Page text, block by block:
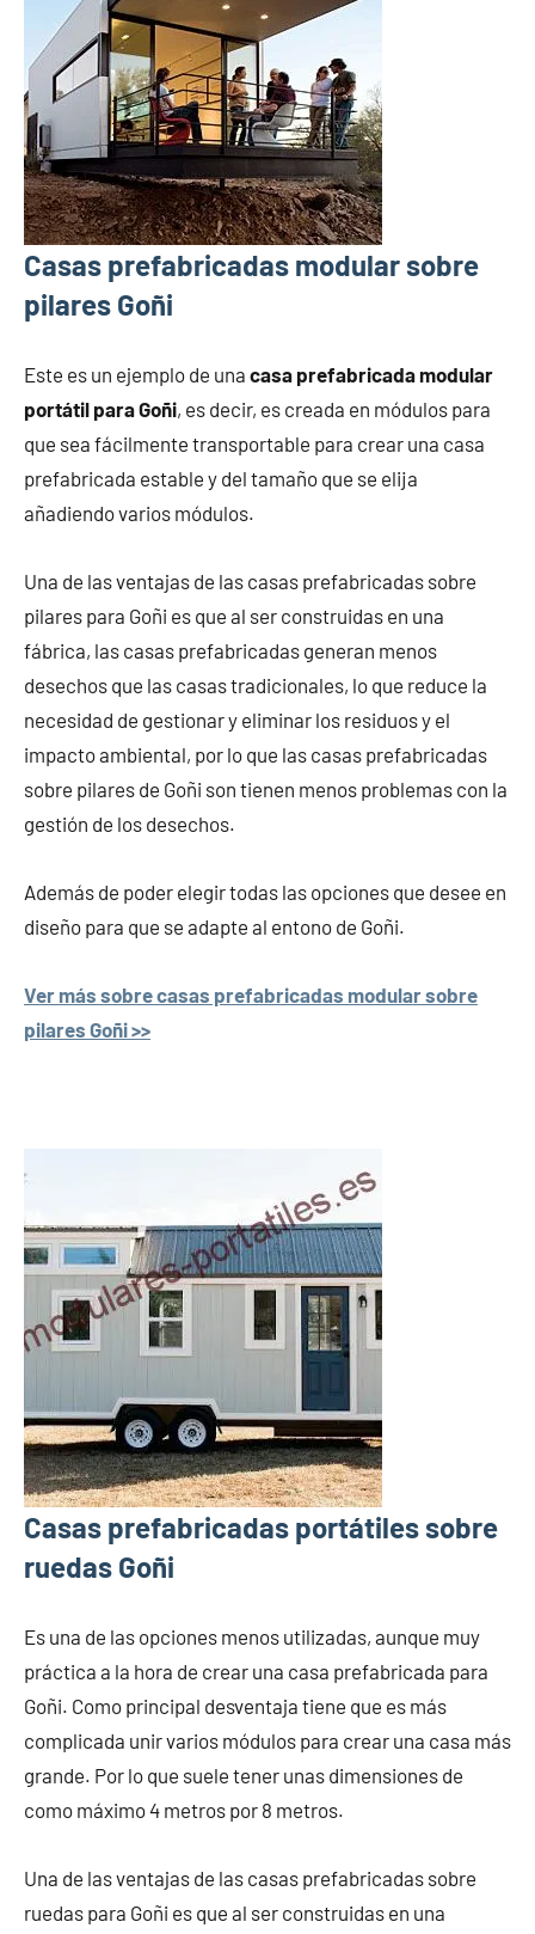
Casas prefabricadas modular sobre
pilares Goñi
Este es un ejemplo de una casa prefabricada modular
portátil para Goñi, es decir, es creada en módulos para
que sea fácilmente transportable para crear una casa
prefabricada estable y del tamaño que se elija
añadiendo varios módulos.
Una de las ventajas de las casas prefabricadas sobre
pilares para Goñi es que al ser construidas en una
fábrica, las casas prefabricadas generan menos
desechos que las casas tradicionales, lo que reduce la
necesidad de gestionar y eliminar los residuos y el
impacto ambiental, por lo que las casas prefabricadas
sobre pilares de Goñi son tienen menos problemas con la
gestión de los desechos.
Además de poder elegir todas las opciones que desee en
diseño para que se adapte al entono de Goñi.
Ver más sobre casas prefabricadas modular sobre
pilares Goñi >>
Casas prefabricadas portátiles sobre
ruedas Goñi
Es una de las opciones menos utilizadas, aunque muy
práctica a la hora de crear una casa prefabricada para
Goñi. Como principal desventaja tiene que es más
complicada unir varios módulos para crear una casa más
grande. Por lo que suele tener unas dimensiones de
como máximo 4 metros por 8 metros.
Una de las ventajas de las casas prefabricadas sobre
ruedas para Goñi es que al ser construidas en una